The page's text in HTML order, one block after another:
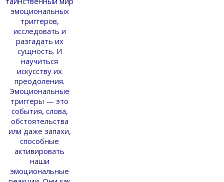
эмоциональных
триггеров,
исследовать и
разгадать их
сущность. И
научиться
искусству их
преодоления.
Эмоциональные
триггеры — это
события, слова,
обстоятельства
или даже запахи,
способные
активировать
наши
эмоциональные